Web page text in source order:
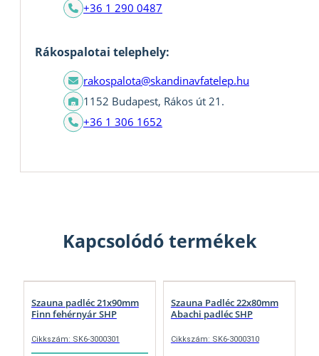
+36 1 290 0487
Rákospalotai telephely:
rakospalota@skandinavfatelep.hu
1152 Budapest, Rákos út 21.
+36 1 306 1652
Kapcsolódó termékek
Szauna padléc 21x90mm
Finn fehérnyár SHP
Cikkszám: SK6-3000301
Szauna Padléc 22x80mm
Abachi padléc SHP
Cikkszám: SK6-3000310